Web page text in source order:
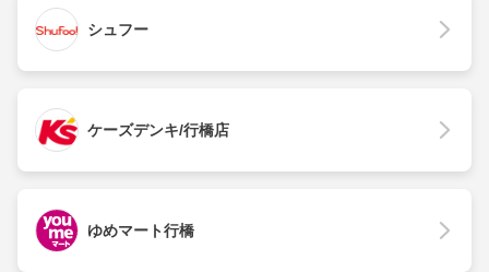
シュフー
ケーズデンキ/行橋店
ゆめマート行橋